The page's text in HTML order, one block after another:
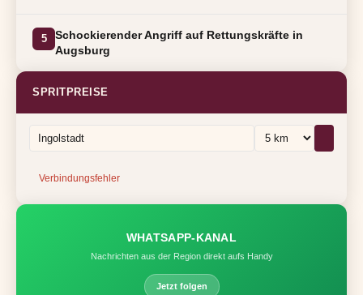
5
Schockierender Angriff auf Rettungskräfte in
Augsburg
SPRITPREISE
Verbindungsfehler
WHATSAPP-KANAL
Nachrichten aus der Region direkt aufs Handy
Jetzt folgen